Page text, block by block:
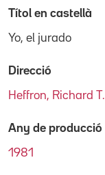
Títol en castellà
Yo, el jurado
Direcció
Heffron, Richard T.
Any de producció
1981